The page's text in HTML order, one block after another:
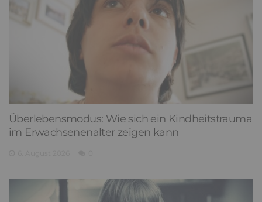
Überlebensmodus: Wie sich ein Kindheitstrauma
im Erwachsenenalter zeigen kann